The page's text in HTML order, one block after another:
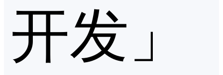
开发」